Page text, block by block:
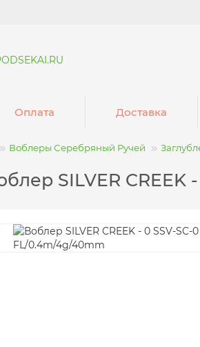
Оплата Доставка
Воблеры Серебряный Ручей
SILVER